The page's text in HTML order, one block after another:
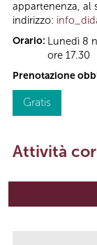
appartenenza, al
indirizzo:
Orario: Lunedì 8
ore 17.30
Prenotazione
Gratis
Attività